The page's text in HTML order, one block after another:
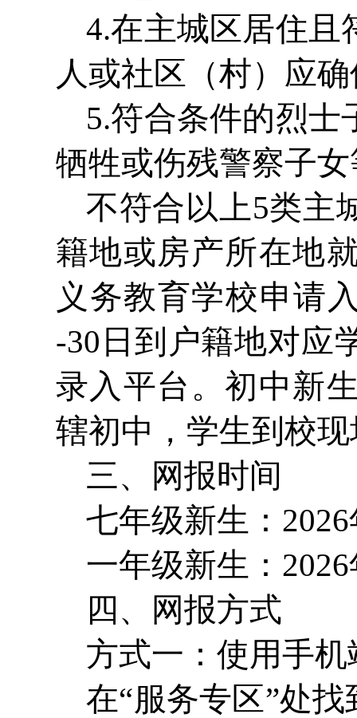
4.在主城区居住且
人或社区（村）应
5.符合条件的烈士
牺牲或伤残警察子
不符合以上5类主
籍地或房产所在地
义务教育学校申请
-30日到户籍地对应
录入平台。初中新
辖初中，学生到校
三、网报时间
七年级新生：
一年级新生：
四、网报方式
方式一：使用手
在“服务专区”处